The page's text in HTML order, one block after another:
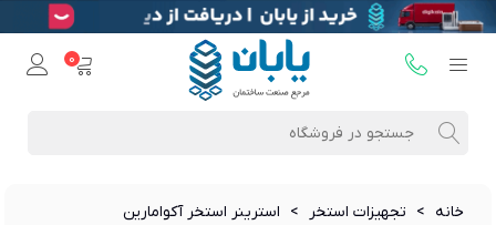
0
خانه > تجهیزات استخر > استرینر استخر آکوامارین